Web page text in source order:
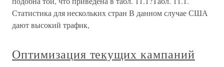
Статистика для нескольких стран В данном случае США
дают высокий трафик,
Оптимизация текущих кампаний